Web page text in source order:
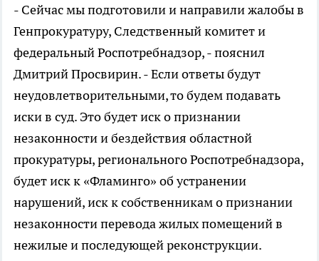
- Сейчас мы подготовили и направили жалобы в
Генпрокуратуру, Следственный комитет и
федеральный Роспотребнадзор, - пояснил
Дмитрий Просвирин. - Если ответы будут
неудовлетворительными, то будем подавать
иски в суд. Это будет иск о признании
незаконности и бездействия областной
прокуратуры, регионального Роспотребнадзора,
будет иск к «Фламинго» об устранении
нарушений, иск к собственникам о признании
незаконности перевода жилых помещений в
нежилые и последующей реконструкции.